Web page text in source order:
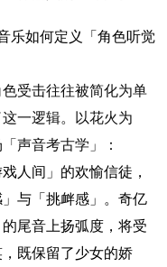
乐如何定义「角色听觉
受击往往被简化为单
一逻辑。以花火为
声音考古学」：
人间」的欢愉信徒，
与「挑衅感」。奇亿
尾音上扬弧度，将受
既保留了少女的娇